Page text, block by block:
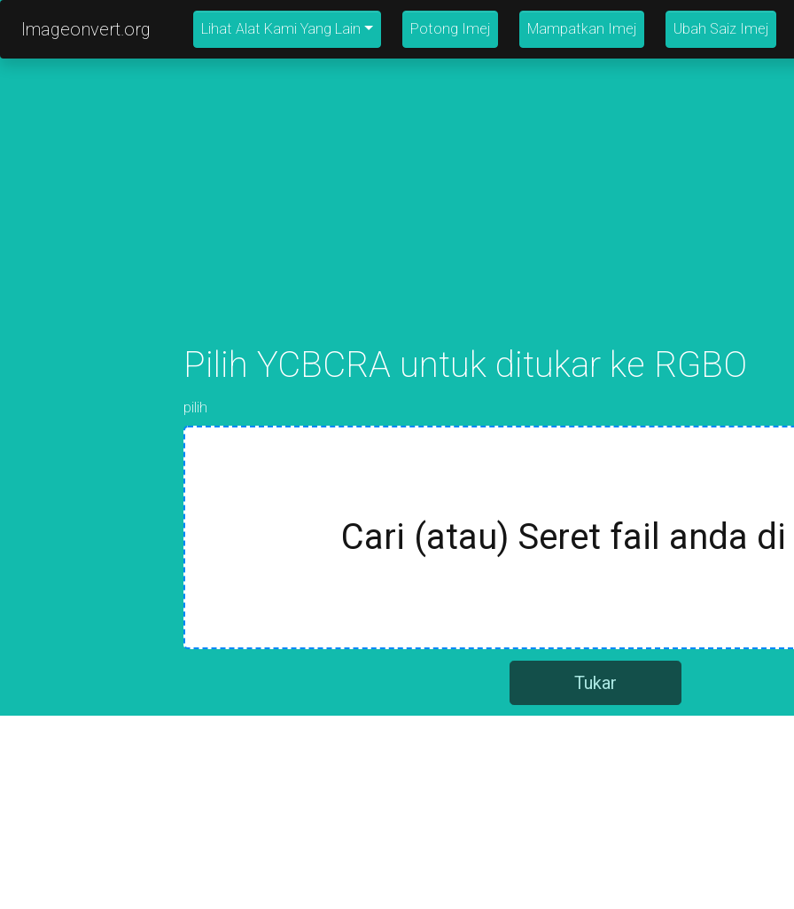
Imageonvert.org Lihat Alat Kami Yang Lain Potong Imej Mampatkan Imej Ubah Saiz Imej
Pilih YCBCRA untuk ditukar ke RGBO
pilih
Cari (atau) Seret fail anda
Tukar